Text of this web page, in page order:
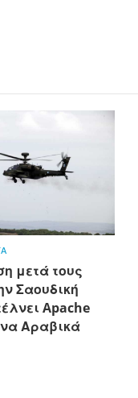
μετά τους
Σαουδική
Apache
Αραβικά